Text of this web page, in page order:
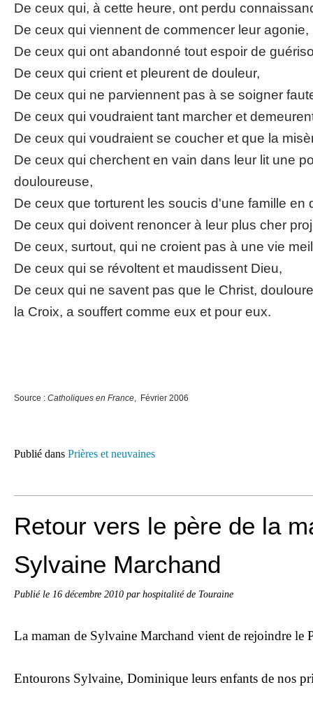
De ceux qui, à cette heure, ont perdu
De ceux qui viennent de commencer leur agonie,
De ceux qui ont abandonné tout espoir de
De ceux qui crient et pleurent de douleur,
De ceux qui ne parviennent pas à se soigner
De ceux qui voudraient tant marcher et
De ceux qui voudraient se coucher et que la
De ceux qui cherchent en vain dans leur lit une
douloureuse,
De ceux que torturent les soucis d'une famille en
De ceux qui doivent renoncer à leur plus cher
De ceux, surtout, qui ne croient pas à une vie
De ceux qui se révoltent et maudissent Dieu,
De ceux qui ne savent pas que le Christ,
la Croix, a souffert comme eux et pour eux.
Source : Catholiques en France, Février 2006
Publié dans Prières et neuvaines
Retour vers le père de la
Sylvaine Marchand
Publié le 16 décembre 2010 par hospitalité de Touraine
La maman de Sylvaine Marchand vient de rejoindre le
Entourons Sylvaine, Dominique leurs enfants de nos